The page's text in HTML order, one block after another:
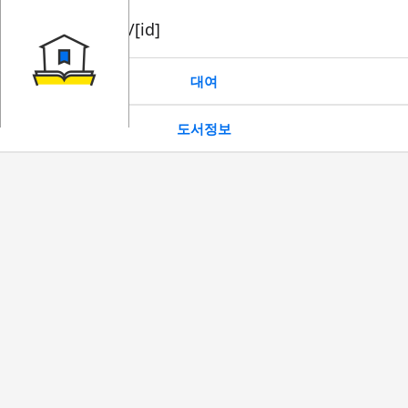
book/rent/[id]
대여
도서정보